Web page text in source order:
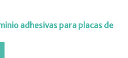
adhesivas para placas de